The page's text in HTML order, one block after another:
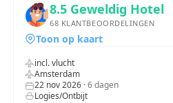
8.5 Geweldig Hotel
68 KLANTBEOORDELINGEN
Toon op kaart
incl. vlucht
Amsterdam
22 nov 2026 ·6dagen
Logies/Ontbijt